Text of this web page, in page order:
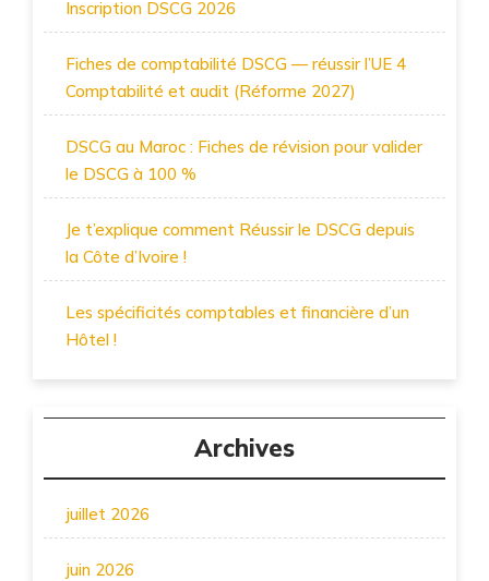
Inscription DSCG 2026
Fiches de comptabilité DSCG — réussir l’UE 4
Comptabilité et audit (Réforme 2027)
DSCG au Maroc : Fiches de révision pour valider
le DSCG à 100 %
Je t’explique comment Réussir le DSCG depuis
la Côte d’Ivoire !
Les spécificités comptables et financière d’un
Hôtel !
Archives
juillet 2026
juin 2026